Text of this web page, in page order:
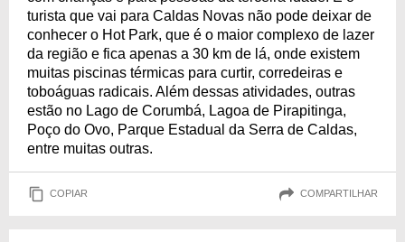
turista que vai para Caldas Novas não pode deixar de
conhecer o Hot Park, que é o maior complexo de lazer
da região e fica apenas a 30 km de lá, onde existem
muitas piscinas térmicas para curtir, corredeiras e
toboáguas radicais. Além dessas atividades, outras
estão no Lago de Corumbá, Lagoa de Pirapitinga,
Poço do Ovo, Parque Estadual da Serra de Caldas,
entre muitas outras.
COPIAR COMPARTILHAR